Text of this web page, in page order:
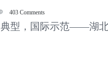
403 Comments
型，国际示范——湖